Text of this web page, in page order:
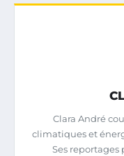
Clara André
climatiques et
Ses reportages